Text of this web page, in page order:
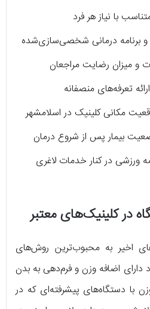
با نیاز هر فرد
برنامه درمانی شخصی‌سازی‌شده
و میزان رضایت مراجعان
تعرفه‌های منصفانه
مکانی کلینیک در اسلامشهر
بیمار پس از شروع درمان
ورزشی در کنار خدمات لاغری
در کلینیک‌های معتبر
اخیر به محبوب‌ترین روش‌های
اضافه وزن و فرم‌دهی به بدن
دستگاه‌های پیشرفته‌ای که در